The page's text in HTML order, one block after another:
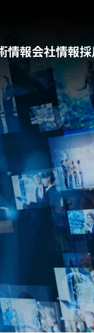
情報会社情報